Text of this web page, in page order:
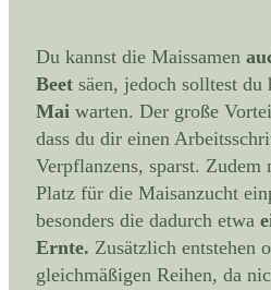
Du kannst die Maissamen
Beet säen, jedoch solltest du
Mai warten. Der große
dass du dir einen
Verpflanzens, sparst. Zudem
Platz für die Maisanzucht
besonders die dadurch etwa
Ernte. Zusätzlich entstehen
gleichmäßigen Reihen, da